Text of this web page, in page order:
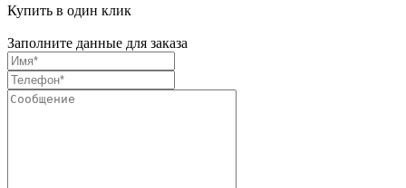
Купить в один клик
Заполните данные для заказа